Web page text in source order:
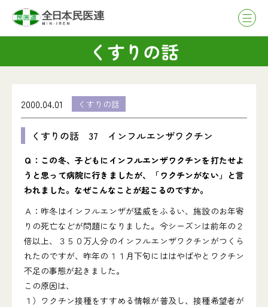
くすりの話
2000.04.01 くすりの話
くすりの話 37 インフルエンザワクチン
Ｑ：この冬、子どもにインフルエンザワクチンを打たせよ
うと思って病院に行きましたが、「ワクチンがない」と言
われました。なぜこんなことが起こるのですか。
Ａ：昨冬はインフルエンザが猛威をふるい、施設のお年寄
りの死亡などが問題になりました。今シーズンは前年の２
倍以上、３５０万人分のインフルエンザワクチンがつくら
れたのですが、昨年の１１月下旬にははやばやとワクチン
不足の事態が起きました。
この原因は、
１）ワクチン接種をすすめる情報が普及し、接種希望者が